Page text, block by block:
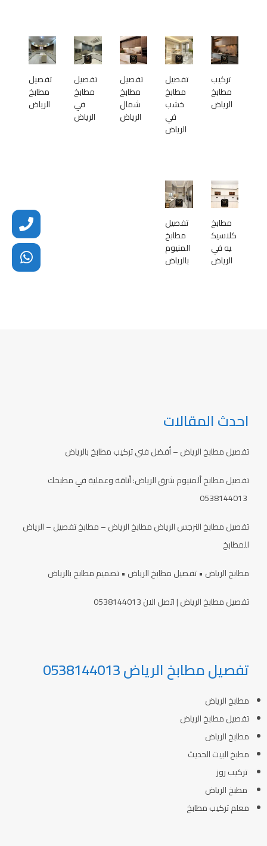
تركيب
مطابخ
الرياض
تفصيل
مطابخ
خشب
في
الرياض
تفصيل
مطابخ
شمال
الرياض
تفصيل
مطابخ
في
الرياض
تفصيل
مطابخ
الرياض
مطابخ
كلاسيك
يه في
الرياض
تفصيل
مطابخ
المنيوم
بالرياض
احدث المقالات
تفصيل مطابخ الرياض – أفضل فني تركيب مطابخ بالرياض
تفصيل مطابخ ألمنيوم شرق الرياض: أناقة وعملية في مطبخك
تفصيل مطابخ النرجس الرياض مطابخ الرياض – مطابخ تفصيل – الرياض
للمطابخ
مطابخ الرياض • تفصيل مطابخ الرياض • تصميم مطابخ بالرياض
تفصيل مطابخ الرياض | اتصل الان 0538144013
تفصيل مطابخ الرياض 0538144013
مطابخ الرياض
تفصيل مطابخ الرياض
مطابخ الرياض
مطبخ البيت الحديث
تركيب روز
مطبخ الرياض
معلم تركيب مطابخ